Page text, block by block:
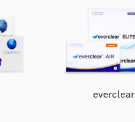
everclear